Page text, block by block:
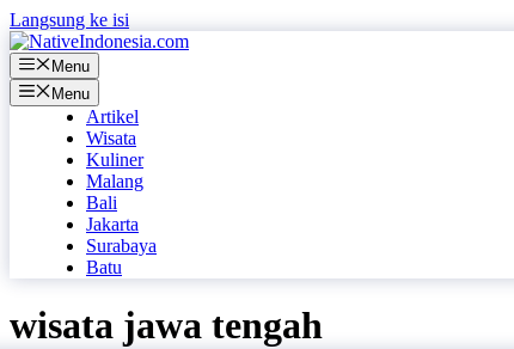
Langsung ke isi
Menu
Menu
Artikel
Wisata
Kuliner
Malang
Bali
Jakarta
Surabaya
Batu
wisata jawa tengah